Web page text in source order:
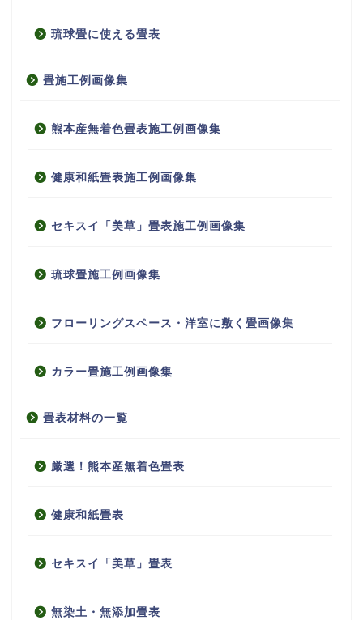
琉球畳に使える畳表
畳施工例画像集
熊本産無着色畳表施工例画像集
健康和紙畳表施工例画像集
セキスイ「美草」畳表施工例画像集
琉球畳施工例画像集
フローリングスペース・洋室に敷く畳画像集
カラー畳施工例画像集
畳表材料の一覧
厳選！熊本産無着色畳表
健康和紙畳表
セキスイ「美草」畳表
無染土・無添加畳表